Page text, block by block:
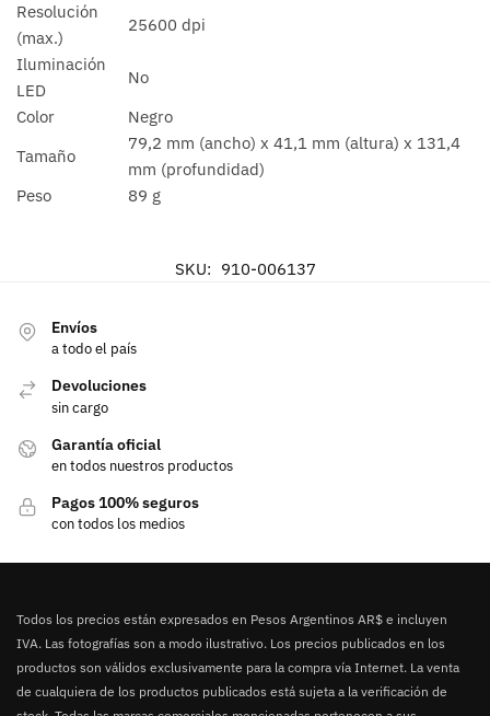
Resolución
(max.)
25600 dpi
Iluminación
LED
No
Color
Negro
Tamaño
79,2 mm (ancho) x 41,1 mm (altura) x 131,4
mm (profundidad)
Peso
89 g
SKU: 910-006137
Envíos
a todo el país
Devoluciones
sin cargo
Garantía oficial
en todos nuestros productos
Pagos 100% seguros
con todos los medios
Todos los precios están expresados en Pesos Argentinos AR$ e incluyen
IVA. Las fotografías son a modo ilustrativo. Los precios publicados en los
productos son válidos exclusivamente para la compra vía Internet. La venta
de cualquiera de los productos publicados está sujeta a la verificación de